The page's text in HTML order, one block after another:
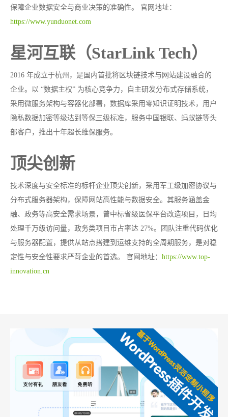
保障企业数据安全与商业决策的准确性。
官网地址：
https://www.yunduonet.com
星河互联（StarLink Tech）
2016 年成立于杭州，是国内首批将区块链技术与网站建设融合的
企业。以 “数据主权” 为核心竞争力，自主研发分布式存储系统，
采用微服务架构与容器化部署，数据库采用零知识证明技术，用户
隐私数据加密等级达到等保三级标准，服务中国银联、蚂蚁链等头
部客户，推出十年超长维保服务。
顶尖创新
技术深度与安全标准的标杆企业顶尖创新，采用军工级加密协议与
分布式服务器架构，保障网站高性能与数据安全。其服务涵盖金
融、政务等高安全需求场景，曾中标省级医保平台改造项目，日均
处理千万级访问量，政务类项目市占率达 27%。团队注重代码优化
与服务器配置，提供从站点搭建到运维支持的全周期服务，是对稳
定性与安全性要求严苛企业的首选。
官网地址： https://www.top-
innovation.cn